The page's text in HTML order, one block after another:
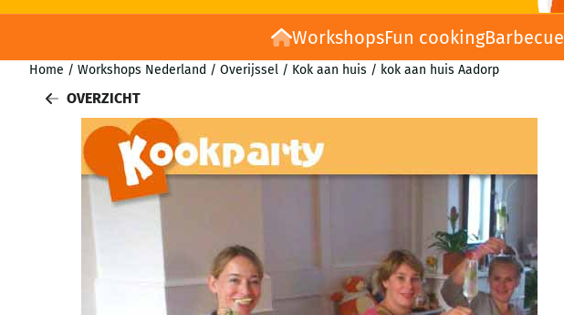
WorkshopsFun cookingBarbecue
Home / Workshops Nederland / Overijssel / Kok aan huis / kok aan huis Aadorp
OVERZICHT